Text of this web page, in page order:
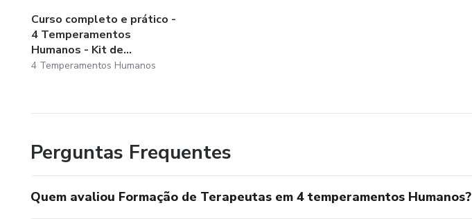
Curso completo e prático -
4 Temperamentos
Humanos - Kit de...
4 Temperamentos Humanos
Perguntas Frequentes
Quem avaliou Formação de Terapeutas em 4 temperamentos Humanos?